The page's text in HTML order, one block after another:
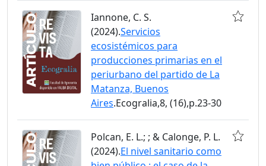
Iannone, C. S.
(2024).Servicios
ecosistémicos para
producciones primarias en el
periurbano del partido de La
Matanza, Buenos
Aires.Ecogralia,8, (16),p.23-30
Polcan, E. L.; ; & Calonge, P. L.
(2024).El nivel sanitario como